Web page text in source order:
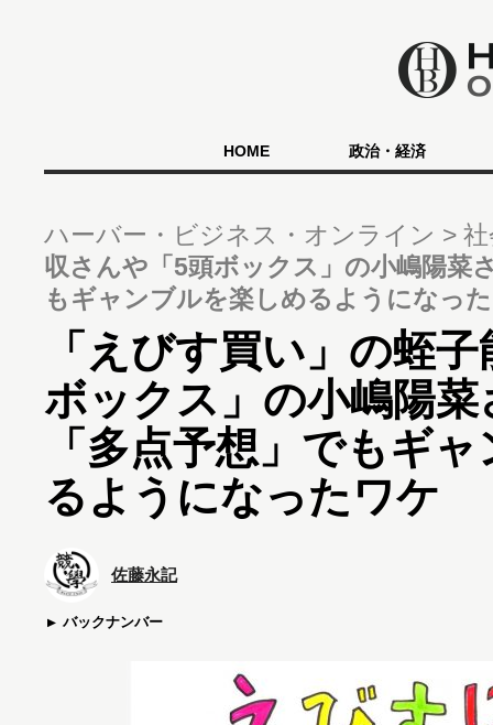
HOME 政治・経済
ハーバー・ビジネス・オンライン
収さんや「5頭ボックス」の小嶋陽菜
もギャンブルを楽しめるようになっ
「えびす買い」の蛭
ボックス」の小嶋陽
「多点予想」でもギ
るようになったワケ
佐藤永記
バックナンバー